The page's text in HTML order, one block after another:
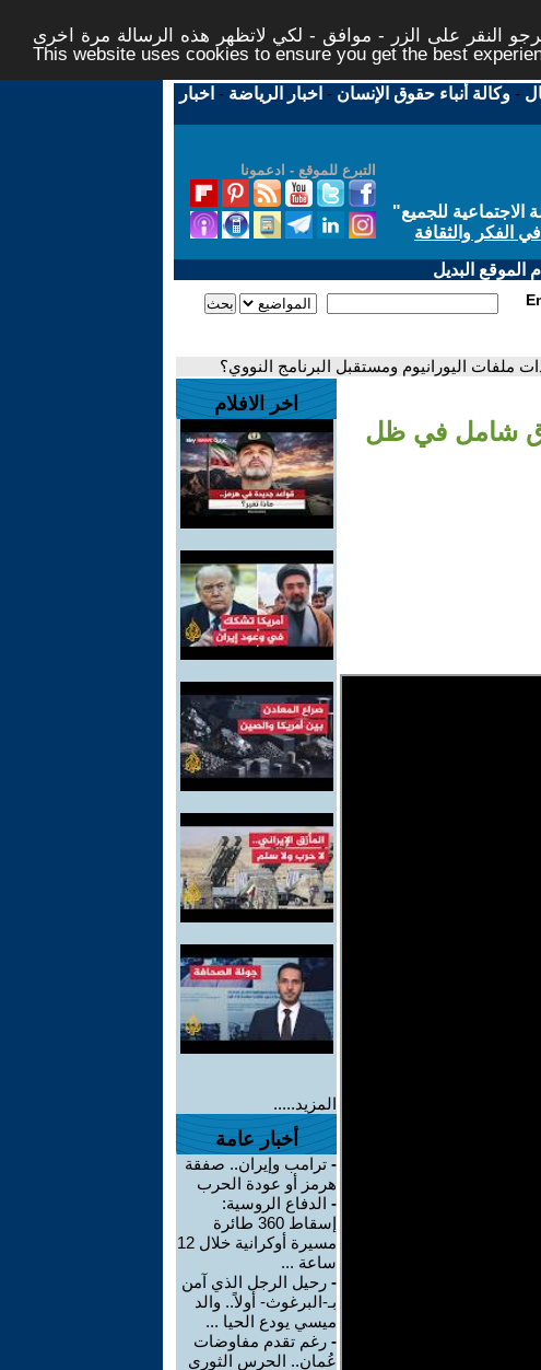
النقر على الزر - موافق - لكي لاتظهر هذه الرسالة مرة اخرى -
This website uses cookies to ensure you get the best
-وكالة أنباء حقوق الإنسان - اخبار الرياضة - اخبار
التبرع للموقع - ادعمونا
للجميع"
الفكر والثقافة
الموقع البديل
اليورانيوم ومستقبل البرنامج النووي؟
شامل في ظل
اخر الافلام
المزيد.....
أخبار عامة
- ترامب وإيران.. صفقة
هرمز أو عودة الحرب
- الدفاع الروسية:
إسقاط 360 طائرة
مسيرة أوكرانية خلال 12
ساعة ...
- رحيل الرجل الذي آمن
بـ-البرغوث- أولاً.. والد
ميسي يودع الحيا ...
- رغم تقدم مفاوضات
عُمان.. الحرس الثوري